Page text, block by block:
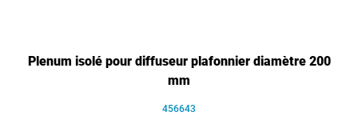
Plenum isolé pour diffuseur plafonnier diamètre 200
mm
456643